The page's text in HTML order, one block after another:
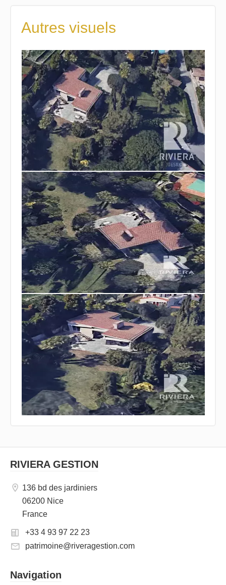
Autres visuels
RIVIERA GESTION
136 bd des jardiniers
06200 Nice
France
+33 4 93 97 22 23
patrimoine@riveragestion.com
Navigation